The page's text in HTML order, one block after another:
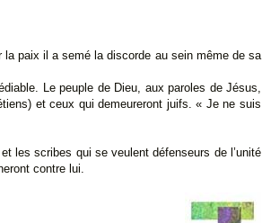
la paix il a semé la discorde au sein même de sa
Le peuple de Dieu, aux paroles de Jésus,
et ceux qui demeureront juifs. « Je ne suis
les scribes qui se veulent défenseurs de l’unité
contre lui.